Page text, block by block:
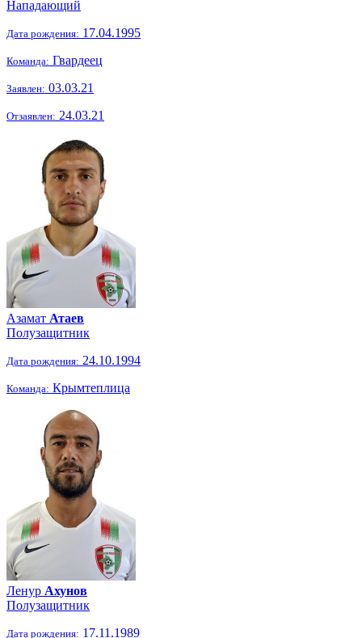
Нападающий
Дата рождения: 17.04.1995
Команда: Гвардеец
Заявлен: 03.03.21
Отзаявлен: 24.03.21
Азамат Атаев
Полузащитник
Дата рождения: 24.10.1994
Команда: Крымтеплица
Ленур Ахунов
Полузащитник
Дата рождения: 17.11.1989